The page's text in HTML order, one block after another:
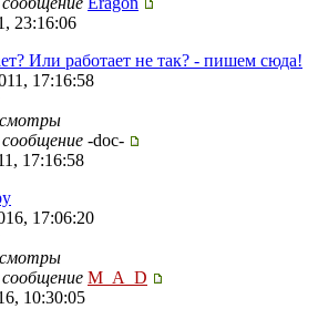
23:16:06
Или работает не так? - пишем сюда!
17:16:58
-doc-
17:16:58
17:06:20
M_A_D
10:30:05